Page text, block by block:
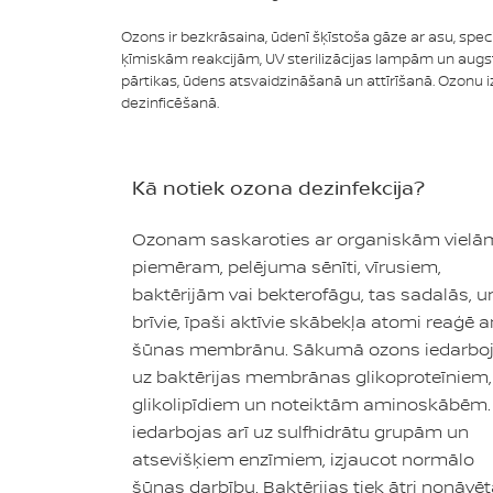
Ozons ir bezkrāsaina, ūdenī šķīstoša gāze ar asu,
ķīmiskām reakcijām, UV sterilizācijas lampām un
pārtikas, ūdens atsvaidzināšanā un attīrīšanā.
dezinficēšanā.
Kā notiek ozona dezinfekcija?
Ozonam saskaroties ar organiskām
piemēram, pelējuma sēnīti, vīrusiem,
baktērijām vai bekterofāgu, tas sadalās,
brīvie, īpaši aktīvie skābekļa atomi reaģē
šūnas membrānu. Sākumā ozons
uz baktērijas membrānas glikoproteīniem,
glikolipīdiem un noteiktām aminoskābēm.
iedarbojas arī uz sulfhidrātu grupām un
atsevišķiem enzīmiem, izjaucot normālo
šūnas darbību. Baktērijas tiek ātri